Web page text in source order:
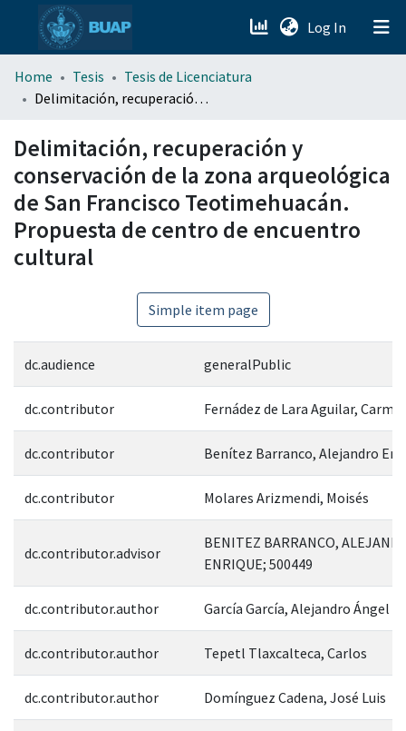
Log In (current)
menu.section.about_menu
Home Tesis
Tesis de Licenciatura
Delimitación, recuperación y conservación de la zona arqueológica de San Francisco Teotimehuacán. Propuesta de centro de encuentro cultural
Delimitación, recuperación y
conservación de la zona arqueológica
de San Francisco Teotimehuacán.
Propuesta de centro de encuentro
cultural
Simple item page
dc.audience generalPublic
dc.contributor Fernádez de Lara Aguilar,
dc.contributor Benítez Barranco, Alejandro
dc.contributor Molares Arizmendi, Moisés
dc.contributor.advisor
BENITEZ BARRANCO,
ENRIQUE; 500449
dc.contributor.author García García, Alejandro Ángel
dc.contributor.author Tepetl Tlaxcalteca, Carlos
dc.contributor.author Domínguez Cadena, José Luis